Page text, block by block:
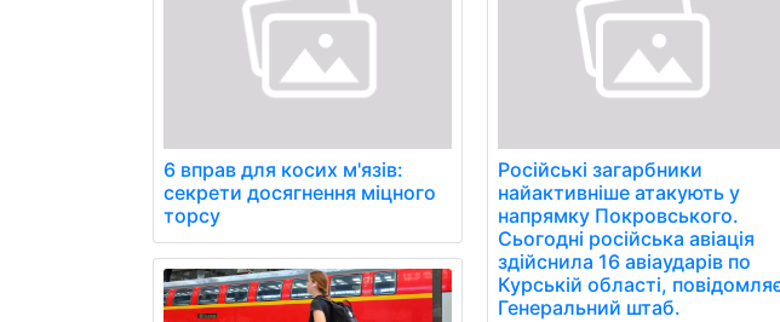
6 вправ для косих м'язів:
секрети досягнення міцного
торсу
Російські загарбники
найактивніше атакують у
напрямку Покровського.
Сьогодні російська авіація
здійснила 16 авіаударів по
Курській області,
Генеральний штаб.